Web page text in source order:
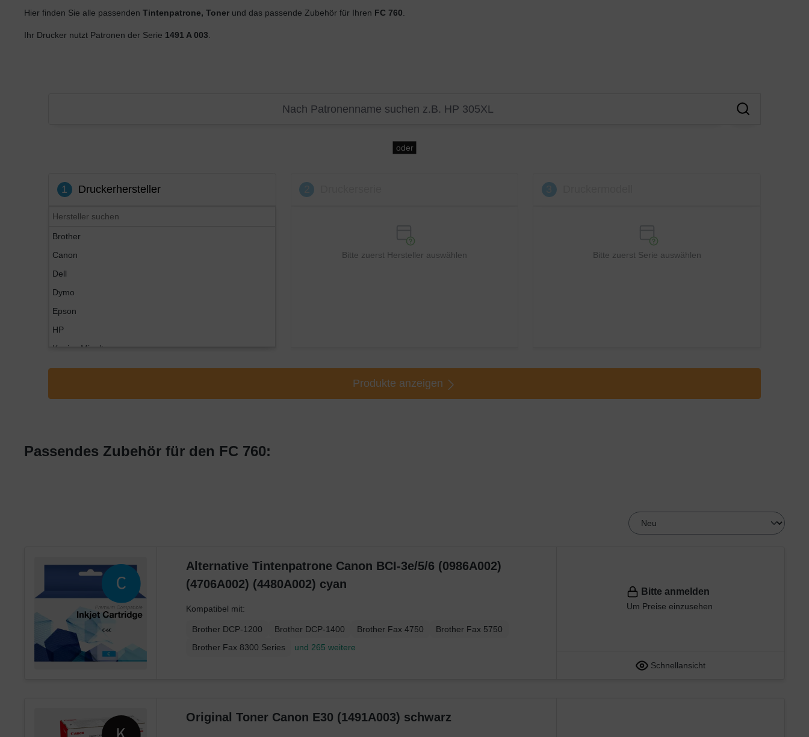
Hier finden Sie alle passenden Tintenpatrone, Toner und das passende Zubehör für Ihren FC 760
Ihr Drucker nutzt Patronen der Serie 1491 A 003
oder
1 Druckerhersteller
Brother
Canon
Dell
Dymo
Epson
HP
Konica Minolta
Kyocera
Bitte zuerst Hersteller auswählen Bitte zuerst Serie auswählen
Produkte anzeigen
Passendes Zubehör für den FC 760:
Alternative Tintenpatrone Canon BCI-3e/5/6 (0986A002)
(4706A002) (4480A002) cyan
Kompatibel mit:
Brother DCP-1200 Brother DCP-1400 Brother Fax 4750
Brother Fax 5750
Brother Fax 8300 Series
und 265 weitere
Bitte anmelden
Um Preise einzusehen
Schnellansicht
Original Toner Canon E30 (1491A003) schwarz